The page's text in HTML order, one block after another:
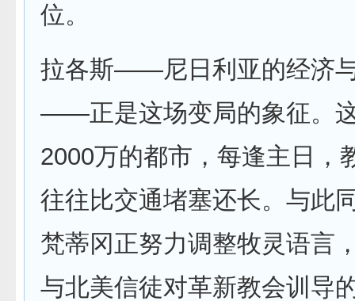
位。
拉各斯——尼日利亚的经济
——正是这场变局的象征。
2000万的都市，每逢主日，
往往比交通堵塞还长。与此
梵蒂冈正努力调整牧灵语言
与北美信徒对革新教会训导